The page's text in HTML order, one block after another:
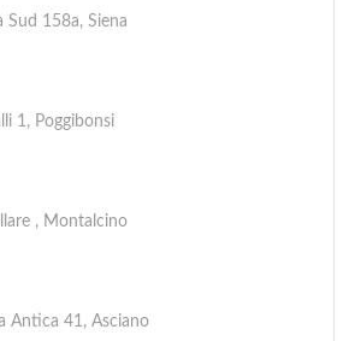
Sud 158a, Siena
1, Poggibonsi
, Montalcino
Antica 41, Asciano